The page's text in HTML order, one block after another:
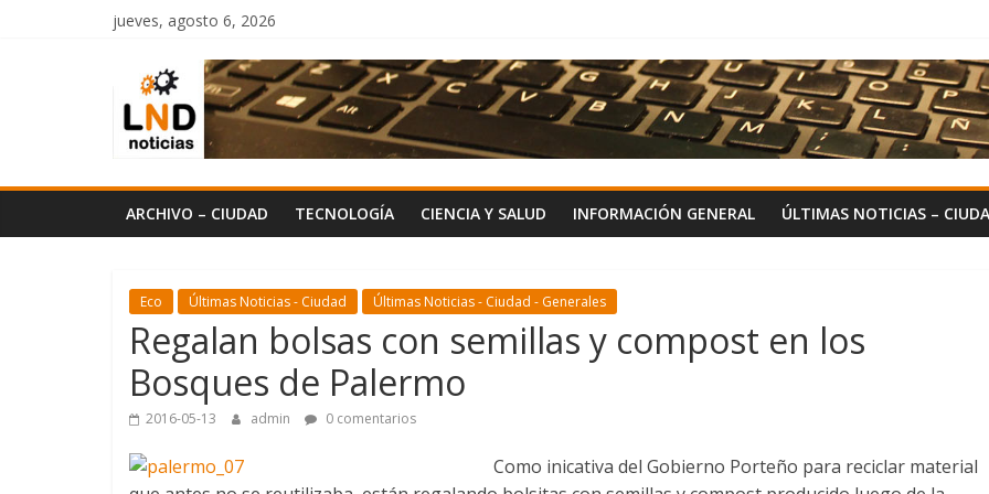
jueves, agosto 6, 2026
LND
Noticias
ARCHIVO – CIUDAD TECNOLOGÍA CIENCIA Y SALUD INFORMACIÓN GENERAL ÚLTIMAS NOTICIAS –
Eco Últimas Noticias - Ciudad Últimas Noticias - Ciudad - Generales
Regalan bolsas con semillas y compost en los
Bosques de Palermo
2016-05-13 admin 0 comentarios
Como inicativa del Gobierno Porteño para reciclar material